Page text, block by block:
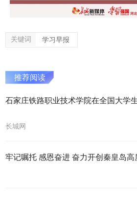
关键词 学习早报
推荐阅读
长城网